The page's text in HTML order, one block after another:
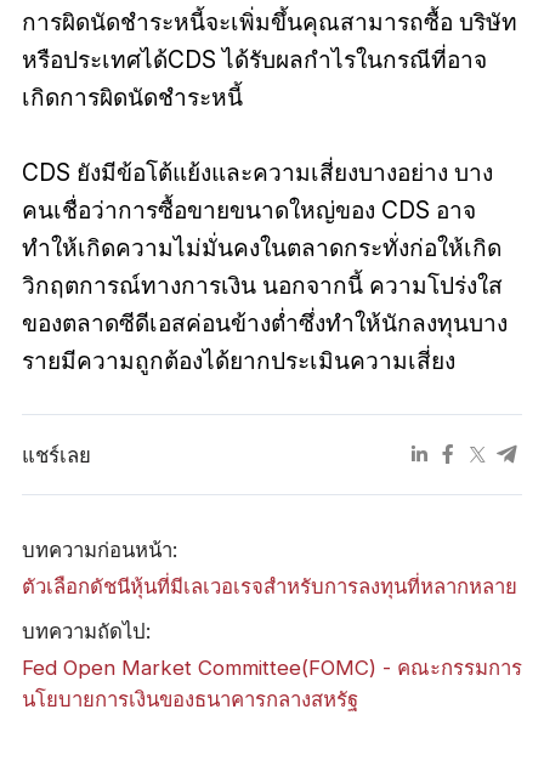
การผิดนัดชำระหนี้จะเพิ่มขึ้นคุณสามารถซื้อ บริษัท
หรือประเทศได้CDS ได้รับผลกำไรในกรณีที่อาจ
เกิดการผิดนัดชำระหนี้
CDS ยังมีข้อโต้แย้งและความเสี่ยงบางอย่าง บาง
คนเชื่อว่าการซื้อขายขนาดใหญ่ของ CDS อาจ
ทำให้เกิดความไม่มั่นคงในตลาดกระทั่งก่อให้เกิด
วิกฤตการณ์ทางการเงิน นอกจากนี้ ความโปร่งใส
ของตลาดซีดีเอสค่อนข้างต่ำซึ่งทำให้นักลงทุนบาง
รายมีความถูกต้องได้ยากประเมินความเสี่ยง
แชร์เลย
บทความก่อนหน้า:
ตัวเลือกดัชนีหุ้นที่มีเลเวอเรจสำหรับการลงทุนที่หลากหลาย
บทความถัดไป:
Fed Open Market Committee(FOMC) - คณะกรรมการ
นโยบายการเงินของธนาคารกลางสหรัฐ